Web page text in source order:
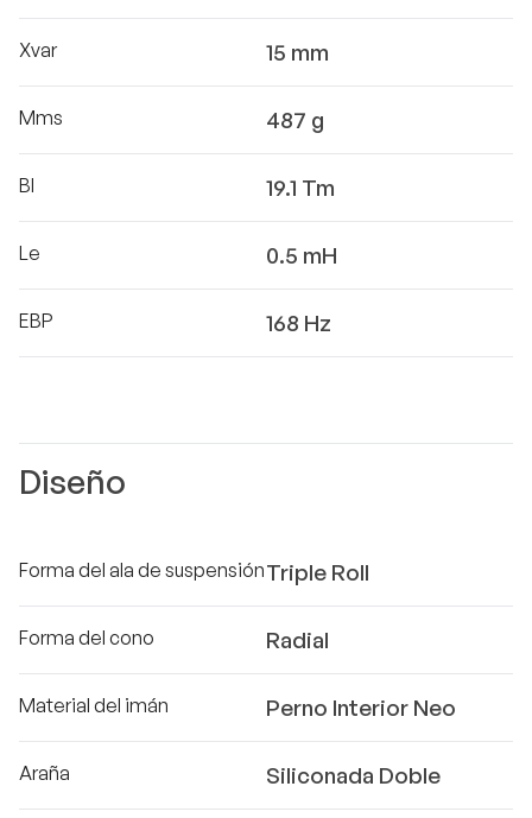
Xvar 15 mm
Mms 487 g
Bl 19.1 Tm
Le 0.5 mH
EBP 168 Hz
Diseño
Forma del ala de suspensiónTriple Roll
Forma del cono Radial
Material del imán Perno Interior Neo
Araña Siliconada Doble